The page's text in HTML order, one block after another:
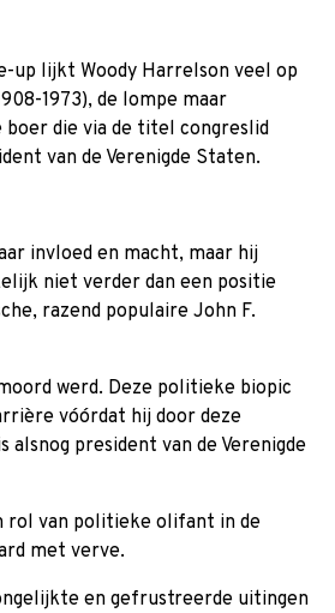
up lijkt Woody Harrelson veel op
1973), de lompe maar
boer die via de titel congreslid
van de Verenigde Staten.
invloed en macht, maar hij
niet verder dan een positie
razend populaire John F.
werd. Deze politieke biopic
vóórdat hij door deze
alsnog president van de Verenigde
rol van politieke olifant in de
met verve.
en gefrustreerde uitingen